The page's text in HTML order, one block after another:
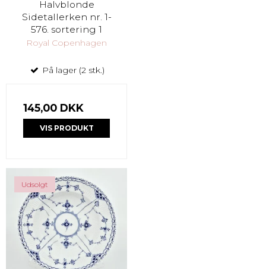
Halvblonde
Sidetallerken nr. 1-
576. sortering 1
Royal Copenhagen
På lager (2 stk.)
145,00 DKK
VIS PRODUKT
Udsolgt